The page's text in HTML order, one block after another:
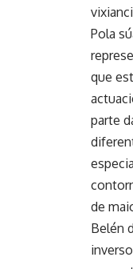
Pola
que
parte
de
Belén